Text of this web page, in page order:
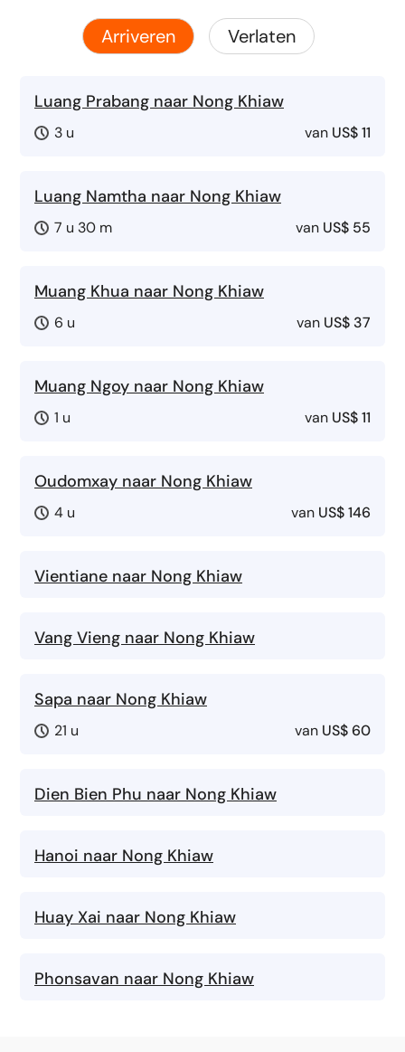
Arriveren Verlaten
Luang Prabang naar Nong Khiaw
3 u van US$ 11
Luang Namtha naar Nong Khiaw
7 u 30 m van US$ 55
Muang Khua naar Nong Khiaw
6 u van US$ 37
Muang Ngoy naar Nong Khiaw
1 u van US$ 11
Oudomxay naar Nong Khiaw
4 u van US$ 146
Vientiane naar Nong Khiaw
Vang Vieng naar Nong Khiaw
Sapa naar Nong Khiaw
21 u van US$ 60
Dien Bien Phu naar Nong Khiaw
Hanoi naar Nong Khiaw
Huay Xai naar Nong Khiaw
Phonsavan naar Nong Khiaw